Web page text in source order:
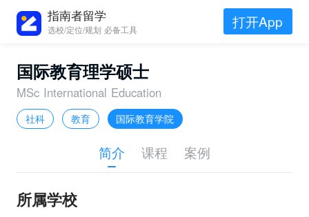
指南者留学
选校/定位/规划 必备工具 打开App
国际教育理学硕士
MSc International Education
社科 教育 国际教育学院
简介 课程 案例
所属学校